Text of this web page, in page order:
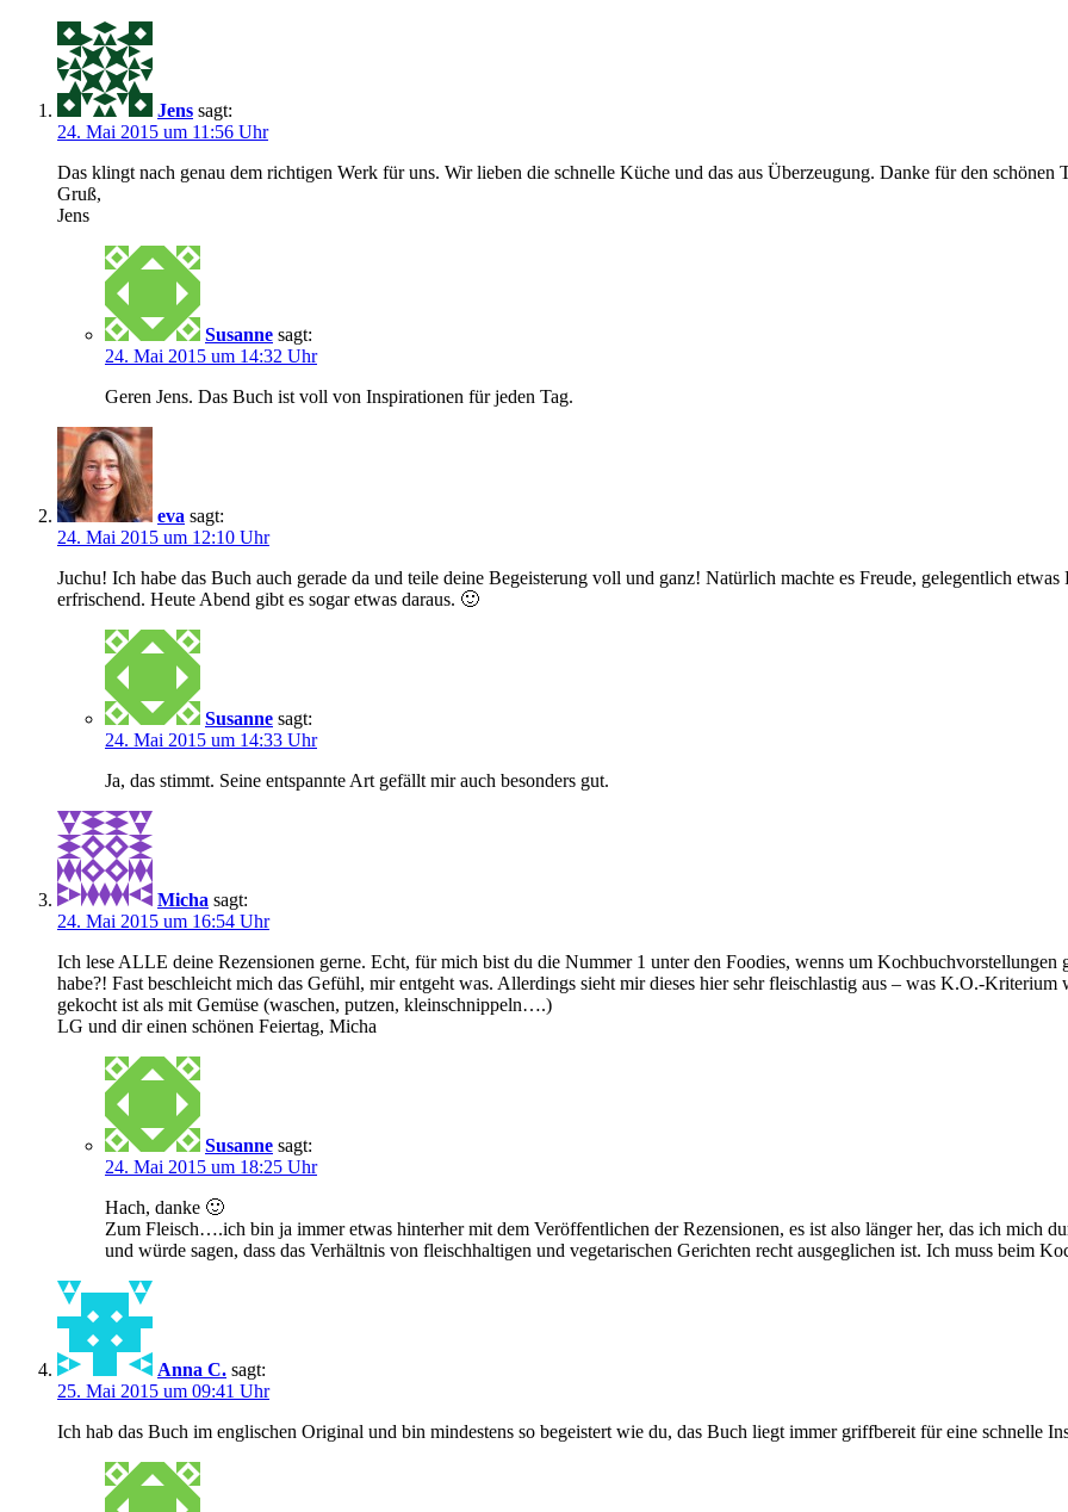
Jens sagt:
24. Mai 2015 um 11:56 Uhr
Das klingt nach genau dem richtigen Werk für uns. Wir lieben die schnelle Küche und das aus Überzeugung. Danke für den schönen
Gruß,
Jens
Susanne sagt:
24. Mai 2015 um 14:32 Uhr
Geren Jens. Das Buch ist voll von Inspirationen für jeden Tag.
eva sagt:
24. Mai 2015 um 12:10 Uhr
Juchu! Ich habe das Buch auch gerade da und teile deine Begeisterung voll und ganz! Natürlich machte es Freude, gelegentlich
erfrischend. Heute Abend gibt es sogar etwas daraus. 🙂
Susanne sagt:
24. Mai 2015 um 14:33 Uhr
Ja, das stimmt. Seine entspannte Art gefällt mir auch besonders gut.
Micha sagt:
24. Mai 2015 um 16:54 Uhr
Ich lese ALLE deine Rezensionen gerne. Echt, für mich bist du die Nummer 1 unter den Foodies, wenns um
habe?! Fast beschleicht mich das Gefühl, mir entgeht was. Allerdings sieht mir dieses hier sehr fleischlastig aus – was K.O.-
gekocht ist als mit Gemüse (waschen, putzen, kleinschnippeln….)
LG und dir einen schönen Feiertag, Micha
Susanne sagt:
24. Mai 2015 um 18:25 Uhr
Hach, danke 🙂
Zum Fleisch….ich bin ja immer etwas hinterher mit dem Veröffentlichen der Rezensionen, es ist also länger her, das ich mich
und würde sagen, dass das Verhältnis von fleischhaltigen und vegetarischen Gerichten recht ausgeglichen ist. Ich muss beim
Anna C. sagt:
25. Mai 2015 um 09:41 Uhr
Ich hab das Buch im englischen Original und bin mindestens so begeistert wie du, das Buch liegt immer griffbereit für eine schnelle